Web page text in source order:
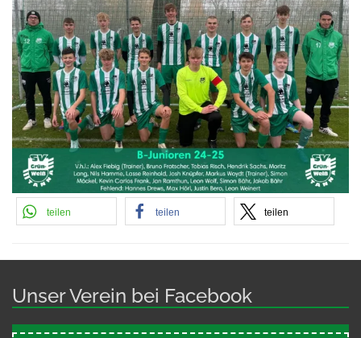
teilen teilen teilen
Unser Verein bei Facebook